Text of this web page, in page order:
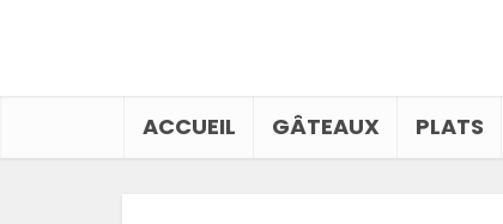
ACCUEIL GÂTEAUX PLATS